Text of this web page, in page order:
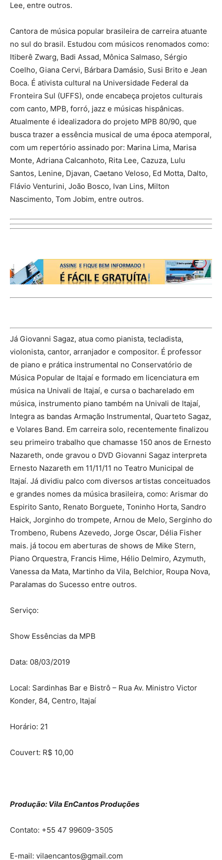
Lee, entre outros.
Cantora de música popular brasileira de carreira atuante
no sul do brasil. Estudou com músicos renomados como:
Itiberê Zwarg, Badi Assad, Mônica Salmaso, Sérgio
Coelho, Giana Cervi, Bárbara Damásio, Susi Brito e Jean
Boca. É ativista cultural na Universidade Federal da
Fronteira Sul (UFFS), onde encabeça projetos culturais
com canto, MPB, forró, jazz e músicas hispânicas.
Atualmente é idealizadora do projeto MPB 80/90, que
busca trazer a essência musical de uma época atemporal,
com um repertório assinado por: Marina Lima, Marisa
Monte, Adriana Calcanhoto, Rita Lee, Cazuza, Lulu
Santos, Lenine, Djavan, Caetano Veloso, Ed Motta, Dalto,
Flávio Venturini, João Bosco, Ivan Lins, Milton
Nascimento, Tom Jobim, entre outros.
Já Giovanni Sagaz, atua como pianista, tecladista,
violonista, cantor, arranjador e compositor. É professor
de piano e prática instrumental no Conservatório de
Música Popular de Itajaí e formado em licenciatura em
música na Univali de Itajaí, e cursa o bacharelado em
música, instrumento piano também na Univali de Itajaí,
Integra as bandas Armação Instrumental, Quarteto Sagaz,
e Volares Band. Em carreira solo, recentemente finalizou
seu primeiro trabalho que chamasse 150 anos de Ernesto
Nazareth, onde gravou o DVD Giovanni Sagaz interpreta
Ernesto Nazareth em 11/11/11 no Teatro Municipal de
Itajaí. Já dividiu palco com diversos artistas conceituados
e grandes nomes da música brasileira, como: Arismar do
Espirito Santo, Renato Borguete, Toninho Horta, Sandro
Haick, Jorginho do trompete, Arnou de Melo, Serginho do
Trombeno, Rubens Azevedo, Jorge Oscar, Délia Fisher
mais. já tocou em aberturas de shows de Mike Stern,
Piano Orquestra, Francis Hime, Hélio Delmiro, Azymuth,
Vanessa da Mata, Martinho da Vila, Belchior, Roupa Nova,
Paralamas do Sucesso entre outros.
Serviço:
Show Essências da MPB
Data: 08/03/2019
Local: Sardinhas Bar e Bistrô – Rua Av. Ministro Victor
Konder, 84, Centro, Itajaí
Horário: 21
Couvert: R$ 10,00
Produção: Vila EnCantos Produções
Contato: +55 47 99609-3505
E-mail: vilaencantos@gmail.com